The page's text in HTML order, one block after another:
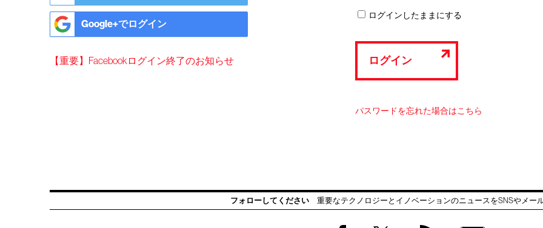
Google+でログイン
【重要】Facebookログイン終了のお知らせ
ログインしたままにする
ログイン
パスワードを忘れた場合はこちら
フォローしてください 重要なテクノロジーとイノベーションのニュースをSNSやメー